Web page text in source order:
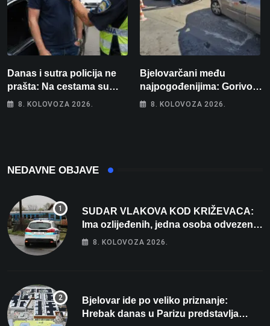
Danas i sutra policija ne
prašta: Na cestama su
posebno na meti ovi
8. KOLOVOZA 2026.
Bjelovarčani među
najpogođenijima: Gorivo
im pojede gotovo 6 posto
8. KOLOVOZA 2026.
NEDAVNE OBJAVE
SUDAR VLAKOVA KOD KRIŽEVACA:
Ima ozlijeđenih, jedna osoba odvezena
helikopterom
8. KOLOVOZA 2026.
Bjelovar ide po veliko priznanje:
Hrebak danas u Parizu predstavlja